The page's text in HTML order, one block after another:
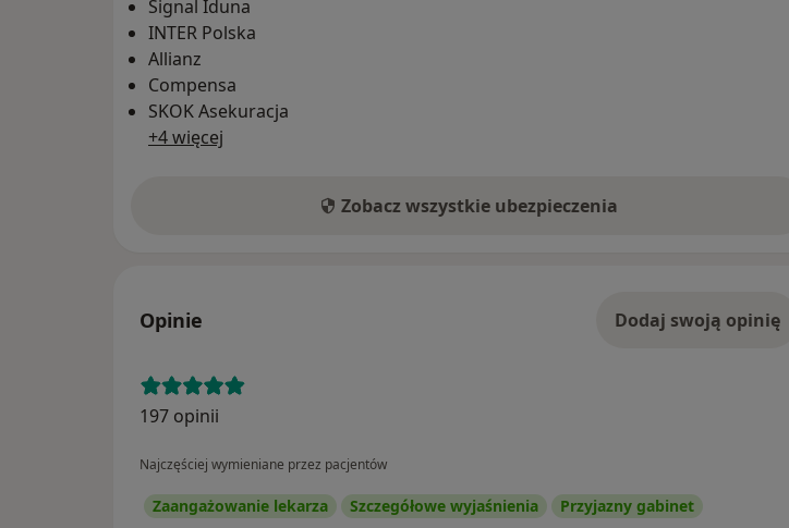
Signal Iduna
INTER Polska
Allianz
Compensa
SKOK Asekuracja
+4 więcej
Zobacz wszystkie ubezpieczenia
Opinie Dodaj swoją opinię
197 opinii
Najczęściej wymieniane przez pacjentów
Zaangażowanie lekarza Szczegółowe wyjaśnienia Przyjazny gabinet